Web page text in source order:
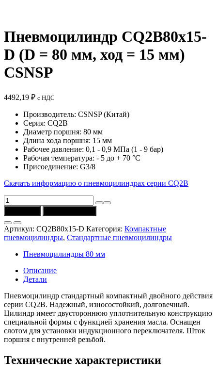
Пневмоцилиндр CQ2B80x15-
D (D = 80 мм, ход = 15 мм)
CSNSP
4492,19 ₽ с НДС
Производитель: CSNSP (Китай)
Серия: CQ2B
Диаметр поршня: 80 мм
Длина хода поршня: 15 мм
Рабочее давление: 0,1 - 0,9 МПа (1 - 9 бар)
Рабочая температура: - 5 до + 70 °C
Присоединение: G3/8
Скачать информацию о пневмоцилиндрах серии CQ2B
Количество
товара
Пневмоцилиндр
CQ2B80x15-
D
(D
15
мм)
CSNSP
Артикул: CQ2B80x15-D Категория: Компактные
пневмоцилиндры, Стандартные пневмоцилиндры
Пневмоцилиндры 80 мм
Описание
Детали
Пневмоцилиндр стандартный компактный двойного действия
серии CQ2B. Надежный, износостойкий, долговечный.
Цилиндр имеет двустороннюю уплотнительную конструкцию
специальной формы с функцией хранения масла. Оснащен
слотом для установки индукционного переключателя. Шток
поршня с внутренней резьбой.
Технические характеристики